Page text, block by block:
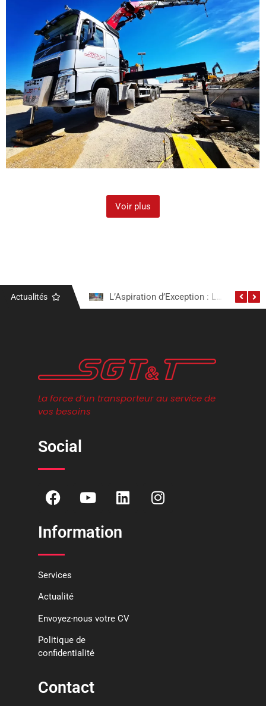
Voir plus
Actualités L’Aspiration d’Exception : Le Camion Excavation Aspiratrice
La force d’un transporteur au service de
vos besoins
Social
Information
Services
Actualité
Envoyez-nous votre CV
Politique de
confidentialité
Contact